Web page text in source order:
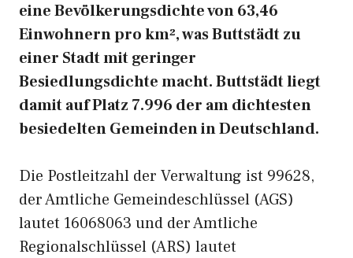
eine Bevölkerungsdichte von 63,46
Einwohnern pro km², was Buttstädt zu
einer Stadt mit geringer
Besiedlungsdichte macht. Buttstädt liegt
damit auf Platz 7.996 der am dichtesten
besiedelten Gemeinden in Deutschland.
Die Postleitzahl der Verwaltung ist 99628,
der Amtliche Gemeindeschlüssel (AGS)
lautet 16068063 und der Amtliche
Regionalschlüssel (ARS) lautet